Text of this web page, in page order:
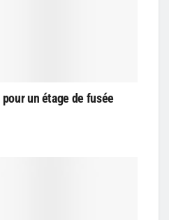
un étage de fusée